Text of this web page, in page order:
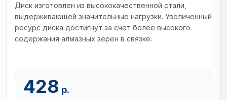
Диск изготовлен из высококачественной стали,
выдерживающей значительные нагрузки. Увеличенный
ресурс диска достигнут за счет более высокого
содержания алмазных зерен в связке.
428 р.